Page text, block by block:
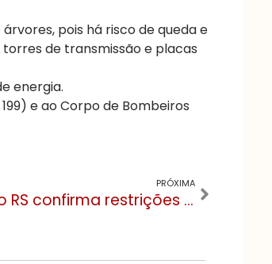
pois há risco de queda e
de transmissão e placas
energia.
e ao Corpo de Bombeiros
PRÓXIMA
Governo do RS confirma restrições até o dia 4 e explica negativa aos pedidos de flexibilizações